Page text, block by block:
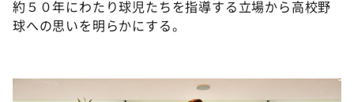
約５０年にわたり球児たちを指導する立場から高校野
球への思いを明らかにする。